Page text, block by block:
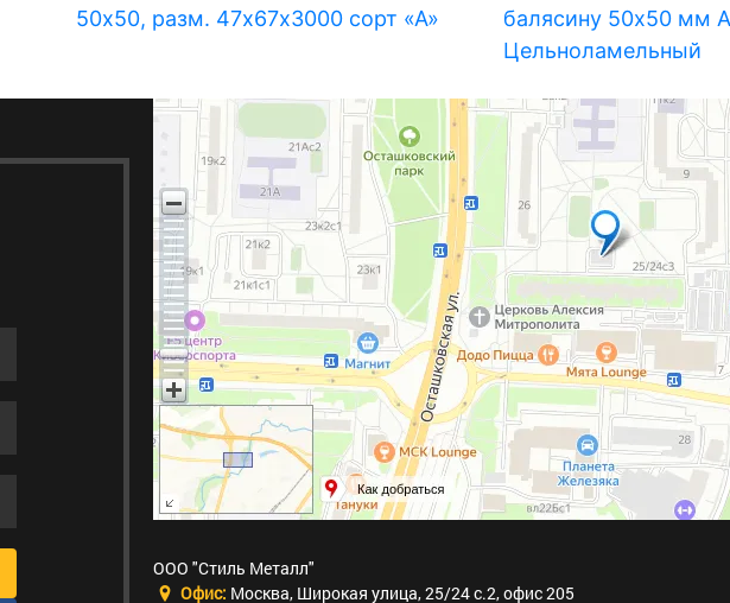
50х50, разм. 47х67х3000 сорт «А»
балясину 50x50 мм
Цельноламельный
ООО "Стиль Металл"
Офис: Москва, Широкая улица, 25/24 с.2, офис 205